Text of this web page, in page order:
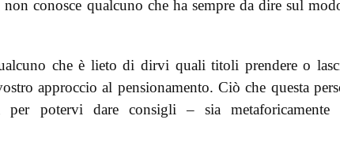
conosce qualcuno che ha sempre da dire sul
che è lieto di dirvi quali titoli prendere o
approccio al pensionamento. Ciò che questa
potervi dare consigli – sia metaforicamente